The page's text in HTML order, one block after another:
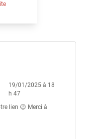
19/01/2025 à 18
h 47
lien 😉 Merci à